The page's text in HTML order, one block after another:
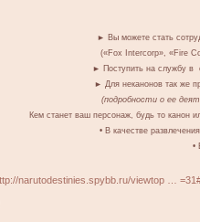
► Вы можете стать
(«Fox Intercorp», «Fire
► Поступить на службу в
► Для неканонов так же
(подробности о ее
Кем станет ваш персонаж, будь то канон
• В качестве
•
narutodestinies.spybb.ru/viewtop …